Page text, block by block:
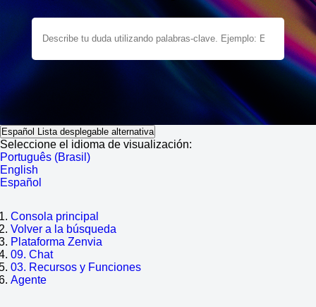
Español Lista desplegable alternativa
Seleccione el idioma de visualización:
Português (Brasil)
English
Español
Consola principal
Volver a la búsqueda
Plataforma Zenvia
09. Chat
03. Recursos y Funciones
Agente